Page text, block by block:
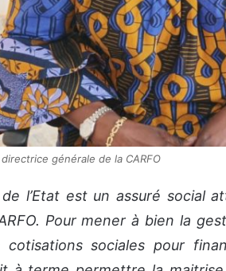
générale de la CARFO
l’Etat est un assuré social
Pour mener à bien la
cotisations sociales pour